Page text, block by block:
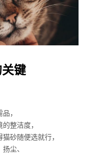
键
，
整洁度，
砂随便选就行，
尘、